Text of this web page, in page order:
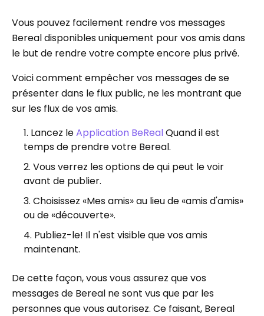
Vous pouvez facilement rendre vos messages
Bereal disponibles uniquement pour vos amis dans
le but de rendre votre compte encore plus privé.
Voici comment empêcher vos messages de se
présenter dans le flux public, ne les montrant que
sur les flux de vos amis.
Lancez leApplication BeRealQuand il est
temps de prendre votre Bereal.
Vous verrez les options de qui peut le voir
avant de publier.
Choisissez «Mes amis» au lieu de «amis d'amis»
ou de «découverte».
Publiez-le! Il n'est visible que vos amis
maintenant.
De cette façon, vous vous assurez que vos
messages de Bereal ne sont vus que par les
personnes que vous autorisez. Ce faisant, Bereal